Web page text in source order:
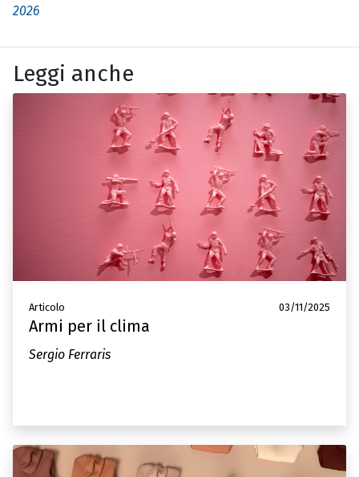
2026
Leggi anche
Articolo 03/11/2025
Armi per il clima
Sergio Ferraris